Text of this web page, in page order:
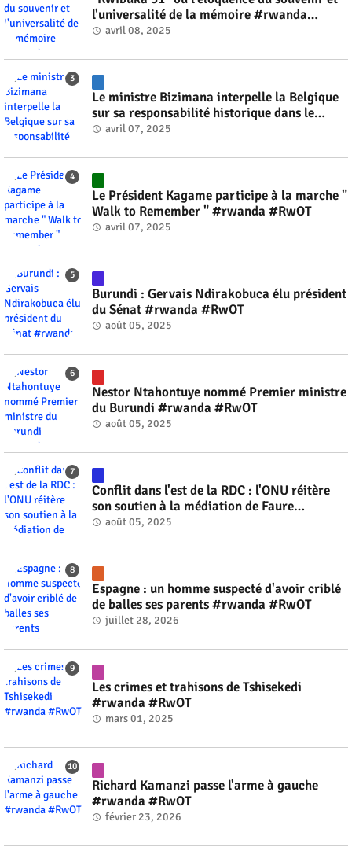
l'universalité de la mémoire #rwanda
#RwOT
avril 08, 2025
Le ministre Bizimana interpelle la Belgique
sur sa responsabilité historique dans le
génocide #rwanda #RwOT
avril 07, 2025
Le Président Kagame participe à la marche "
Walk to Remember " #rwanda #RwOT
avril 07, 2025
Burundi : Gervais Ndirakobuca élu président
du Sénat #rwanda #RwOT
août 05, 2025
Nestor Ntahontuye nommé Premier ministre
du Burundi #rwanda #RwOT
août 05, 2025
Conflit dans l'est de la RDC : l'ONU réitère
son soutien à la médiation de Faure
Gnassingbé #rwanda #RwOT
août 05, 2025
Espagne : un homme suspecté d'avoir criblé
de balles ses parents #rwanda #RwOT
juillet 28, 2026
Les crimes et trahisons de Tshisekedi
#rwanda #RwOT
mars 01, 2025
Richard Kamanzi passe l'arme à gauche
#rwanda #RwOT
février 23, 2026